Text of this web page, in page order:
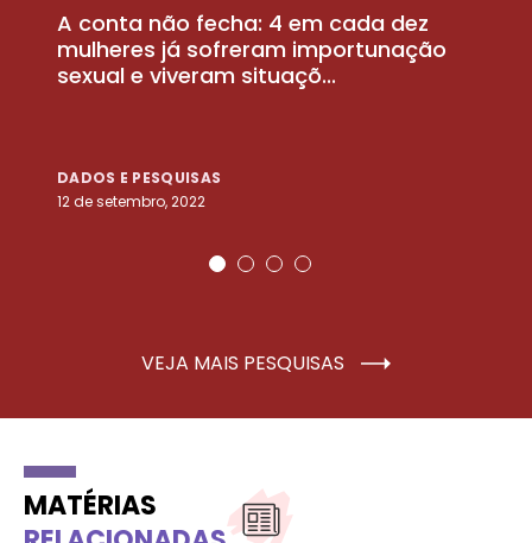
A conta não fecha: 4 em cada dez
mulheres já sofreram importunação
sexual e viveram situaçõ...
DADOS E PESQUISAS
12 de setembro, 2022
VEJA MAIS PESQUISAS
MATÉRIAS